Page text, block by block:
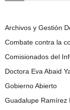
Archivos y Gestión
Combate contra la
Comisionados del
Doctora Eva Abaid
Gobierno Abierto
Guadalupe Ramírez